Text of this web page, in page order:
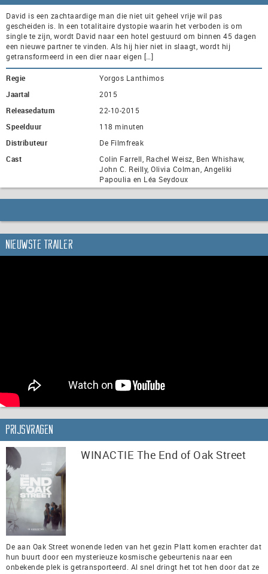
David is een zachtaardige man die niet uit geheel vrije wil pas
gescheiden is. In een totalitaire dystopie waarin het verboden is om
single te zijn, wordt David naar een hotel gestuurd om binnen 45 dagen
een nieuwe partner te vinden. Als hij hier niet in slaagt, wordt hij
getransformeerd in een dier naar eigen […]
Regie
Yorgos Lanthimos
Jaartal
2015
Releasedatum
22-10-2015
Speelduur
118 minuten
Distributeur
De Filmfreak
Cast
Colin Farrell, Rachel Weisz, Ben Whishaw,
John C. Reilly, Olivia Colman, Angeliki
Papoulia en Léa Seydoux
Nieuwste trailer
Prijsvragen
WINACTIE The End of Oak Street
De aan Oak Street wonende leden van het gezin Platt komen erachter dat
hun buurt door een mysterieuze kosmische gebeurtenis naar een
onbekende plek is getransporteerd. Al snel dringt het tot hen door dat ze